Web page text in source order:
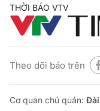
THỜI BÁO VTV
Theo dõi báo trên
Cơ quan chủ quản: